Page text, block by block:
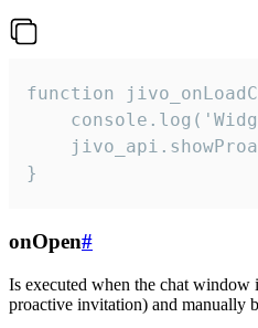
function
}
onOpen#
Is executed when the chat window
proactive invitation) and manually